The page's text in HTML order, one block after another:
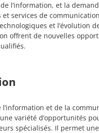
l’information, et la
et services de
et l’évolution
offrent de nouvelles
l’information et de la
variété d’opportunités
spécialisés. Il permet